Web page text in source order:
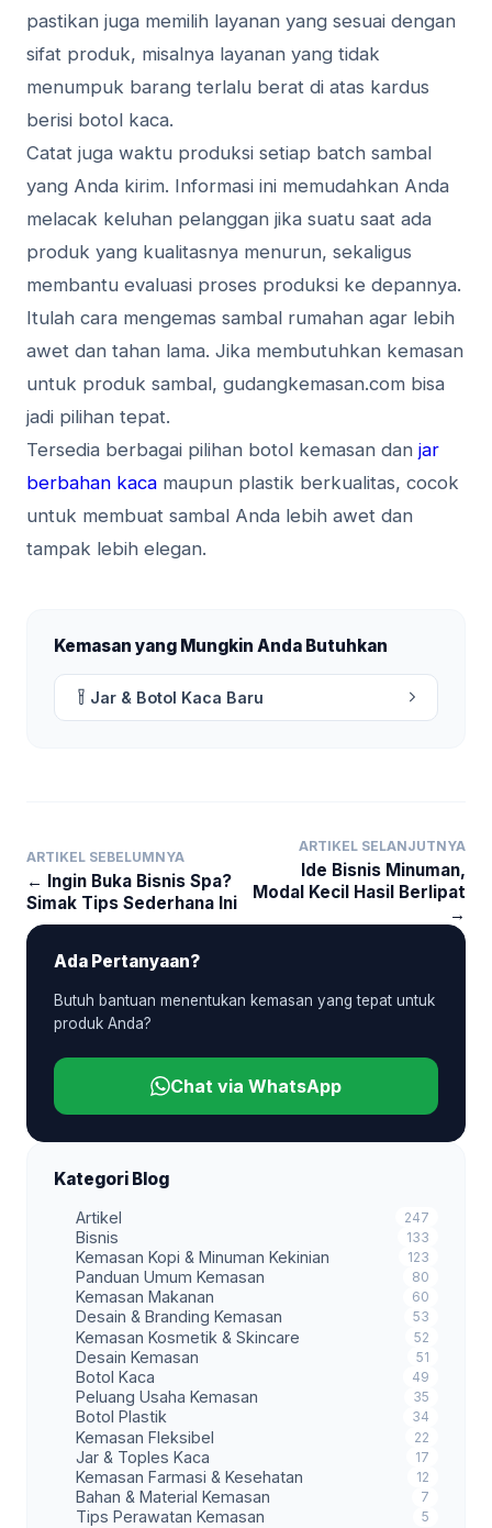
pastikan juga memilih layanan yang sesuai dengan
sifat produk, misalnya layanan yang tidak
menumpuk barang terlalu berat di atas kardus
berisi botol kaca.
Catat juga waktu produksi setiap batch sambal
yang Anda kirim. Informasi ini memudahkan Anda
melacak keluhan pelanggan jika suatu saat ada
produk yang kualitasnya menurun, sekaligus
membantu evaluasi proses produksi ke depannya.
Itulah cara mengemas sambal rumahan agar lebih
awet dan tahan lama. Jika membutuhkan kemasan
untuk produk sambal, gudangkemasan.com bisa
jadi pilihan tepat.
Tersedia berbagai pilihan botol kemasan dan jar
berbahan kaca maupun plastik berkualitas, cocok
untuk membuat sambal Anda lebih awet dan
tampak lebih elegan.
Kemasan yang Mungkin Anda Butuhkan
Jar & Botol Kaca Baru
ARTIKEL SEBELUMNYA
← Ingin Buka Bisnis Spa?
Simak Tips Sederhana Ini
ARTIKEL SELANJUTNYA
Ide Bisnis Minuman,
Modal Kecil Hasil Berlipat
→
Ada Pertanyaan?
Butuh bantuan menentukan kemasan yang tepat untuk
produk Anda?
Chat via WhatsApp
Kategori Blog
Artikel 247
Bisnis 133
Kemasan Kopi & Minuman Kekinian 123
Panduan Umum Kemasan 80
Kemasan Makanan 60
Desain & Branding Kemasan 53
Kemasan Kosmetik & Skincare 52
Desain Kemasan 51
Botol Kaca 49
Peluang Usaha Kemasan 35
Botol Plastik 34
Kemasan Fleksibel 22
Jar & Toples Kaca 17
Kemasan Farmasi & Kesehatan 12
Bahan & Material Kemasan 7
Tips Perawatan Kemasan 5